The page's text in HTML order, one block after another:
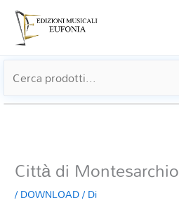
Città di Montesarchio
/DOWNLOAD/ Di